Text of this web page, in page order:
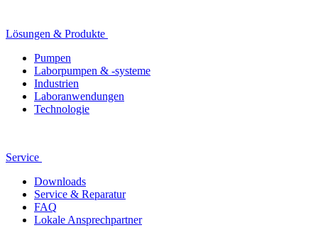
Lösungen & Produkte
Pumpen
Laborpumpen & -systeme
Industrien
Laboranwendungen
Technologie
Service
Downloads
Service & Reparatur
FAQ
Lokale Ansprechpartner